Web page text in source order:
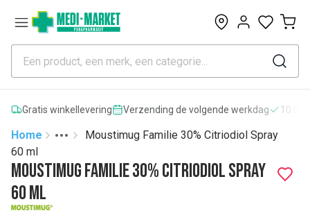
0
Gratis winkellevering Verzending de volgende werkdag
Home
More
Toggle menu
Moustimug Familie 30% Citriodiol Spray
60 ml
Moustimug Familie 30% Citriodiol Spray
60 ml